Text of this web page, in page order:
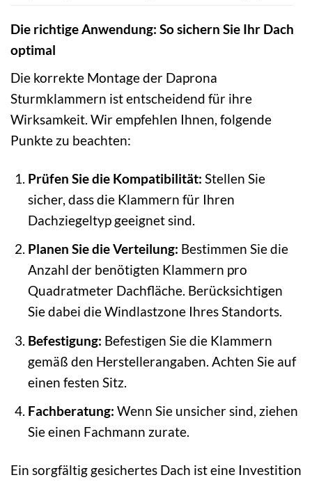
Die richtige Anwendung: So sichern Sie Ihr Dach
optimal
Die korrekte Montage der Daprona
Sturmklammern ist entscheidend für ihre
Wirksamkeit. Wir empfehlen Ihnen, folgende
Punkte zu beachten:
Prüfen Sie die Kompatibilität: Stellen Sie
sicher, dass die Klammern für Ihren
Dachziegeltyp geeignet sind.
Planen Sie die Verteilung: Bestimmen Sie die
Anzahl der benötigten Klammern pro
Quadratmeter Dachfläche. Berücksichtigen
Sie dabei die Windlastzone Ihres Standorts.
Befestigung: Befestigen Sie die Klammern
gemäß den Herstellerangaben. Achten Sie auf
einen festen Sitz.
Fachberatung: Wenn Sie unsicher sind, ziehen
Sie einen Fachmann zurate.
Ein sorgfältig gesichertes Dach ist eine Investition